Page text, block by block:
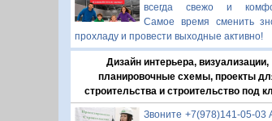
всегда свежо и
Самое время сменить
прохладу и провести выходные активно!
Дизайн интерьера, визуализации,
планировочные схемы, проекты
строительства и строительство под
Звоните +7(978)141-05-03